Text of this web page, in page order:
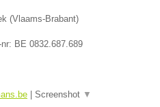
(Vlaams-Brabant)
BE 0832.687.689
Screenshot ▼